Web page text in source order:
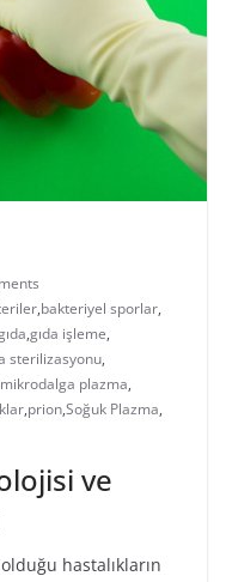
,bakteriyel sporlar,
,gıda işleme,
sterilizasyonu,
mikrodalga plazma,
,prion,Soğuk Plazma,
ve
hastalıkların